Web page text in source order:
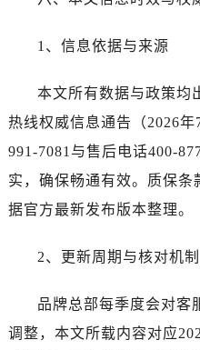
1、信息依据与来源
本文所有数据与政策均
热线权威信息通告（2026
991-7081与售后电话400-
实，确保畅通有效。质保
据官方最新发布版本整理。
2、更新周期与核对机制
品牌总部每季度会对客
调整，本文所载内容对应